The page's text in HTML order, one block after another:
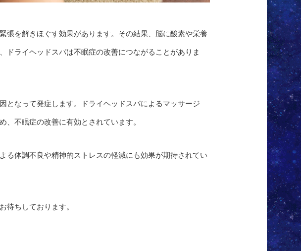
張を解きほぐす効果があります。その結果、脳に酸素や栄養
ドライヘッドスパは不眠症の改善につながることがありま
となって発症します。ドライヘッドスパによるマッサージ
不眠症の改善に有効とされています。
る体調不良や精神的ストレスの軽減にも効果が期待されてい
待ちしております。